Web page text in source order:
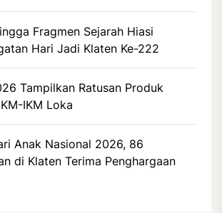
Fragmen Sejarah Hiasi
Hari Jadi Klaten Ke-222
Tampilkan Ratusan Produk
IKM Loka
Anak Nasional 2026, 86
di Klaten Terima Penghargaan